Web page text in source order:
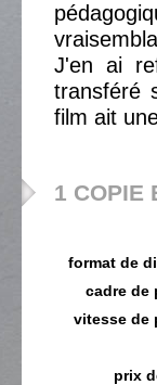
J'en ai
transféré
film ait
1 COPIE
format de
cadre de
vitesse de
prix